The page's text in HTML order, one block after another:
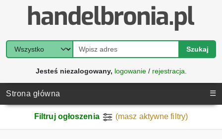
Szukaj
Jesteś niezalogowany, logowanie/ rejestracja
Strona główna ☰
Filtruj ogłoszenia (masz aktywne filtry)